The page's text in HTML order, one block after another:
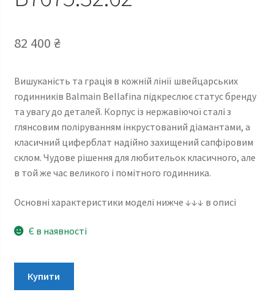
82 400 ₴
Вишуканість та грація в кожній лінії швейцарських
годинників Balmain Bellafina підкреслює статус бренду
та увагу до деталей. Корпус із нержавіючої сталі з
глянсовим поліруванням інкрустований діамантами, а
класичний циферблат надійно захищений сапфіровим
склом. Чудове рішення для любительок класичного, але
в той же час великого і помітного годинника.
Основні характеристики моделі нижче ↓↓↓ в описі
Є в наявності
Bellafina
Купити